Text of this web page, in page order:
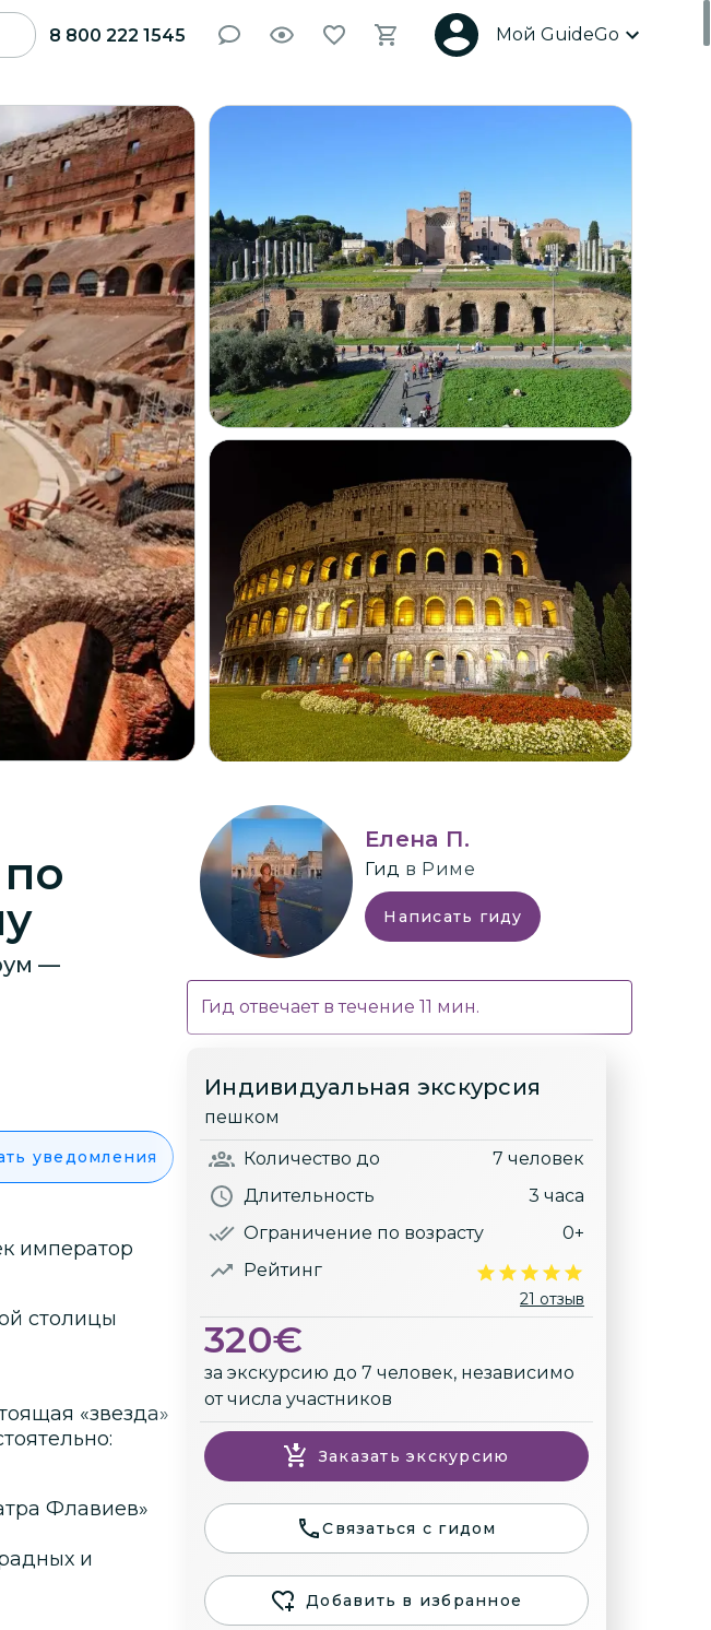
8 800 222 1545 Мой GuideGo
+4
—
уведомления
император
столицы
«звезда»
Флавиев»
и
Елена П.
Гид в Риме
Написать гиду
Гид отвечает в течение 11 мин.
Индивидуальная экскурсия
пешком
Количество до
7 человек
Длительность
3 часа
Ограничение по возрасту
0+
Рейтинг
21 отзыв
320€
за экскурсию до 7 человек, независимо
от числа участников
Заказать экскурсию
Связаться с гидом
Добавить в избранное